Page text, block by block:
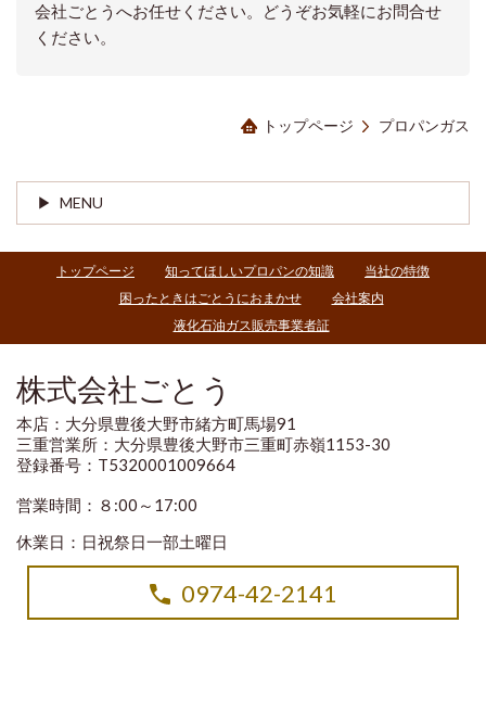
会社ごとうへお任せください。どうぞお気軽にお問合せ
ください。
トップページ プロパンガス
MENU
トップページ 知ってほしいプロパンの知識
当社の特徴
困ったときはごとうにおまかせ
会社案内
液化石油ガス販売事業者証
株式会社ごとう
本店：大分県豊後大野市緒方町馬場91
三重営業所：大分県豊後大野市三重町赤嶺1153-30
登録番号：T5320001009664
営業時間：８:00～17:00
休業日：日祝祭日一部土曜日
0974-42-2141